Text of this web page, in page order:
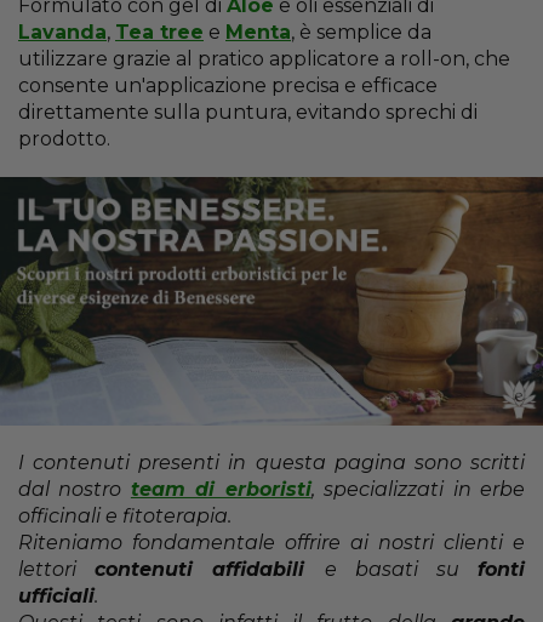
Formulato con gel di Aloe e oli essenziali di
Lavanda, Tea tree e Menta, è semplice da
utilizzare grazie al pratico applicatore a roll-on, che
consente un'applicazione precisa e efficace
direttamente sulla puntura, evitando sprechi di
prodotto.
I contenuti presenti in questa pagina sono scritti
dal nostro team di erboristi, specializzati in erbe
officinali e fitoterapia.
Riteniamo fondamentale offrire ai nostri clienti e
lettoricontenuti affidabili e basati sufonti
ufficiali.